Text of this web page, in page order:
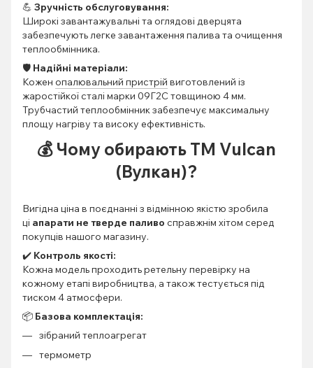
💪 Зручність обслуговування:
Широкі завантажувальні та оглядові дверцята
забезпечують легке завантаження палива та очищення
теплообмінника.
🛡️ Надійні матеріали:
Кожен опалювальний пристрій виготовлений із
жаростійкої сталі марки 09Г2С товщиною 4 мм.
Трубчастий теплообмінник забезпечує максимальну
площу нагріву та високу ефективність.
💰 Чому обирають ТМ Vulcan
(Вулкан)?
Вигідна ціна в поєднанні з відмінною якістю зробила
ці апарати не тверде паливо справжнім хітом серед
покупців нашого магазину.
✔️ Контроль якості:
Кожна модель проходить ретельну перевірку на
кожному етапі виробництва, а також тестується під
тиском 4 атмосфери.
📦 Базова комплектація:
зібраний теплоагрегат
термометр